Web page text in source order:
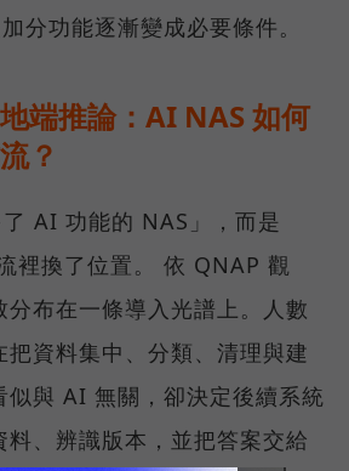
分功能逐漸變成必要條件。
端推論：AI NAS 如何
？
AI 功能的 NAS」，而是
裡換了位置。 依 QNAP 觀
分布在一條導入光譜上。人數
資料集中、分類、清理與建
似與 AI 無關，卻決定後續系統
料、辨識版本，並把答案交給